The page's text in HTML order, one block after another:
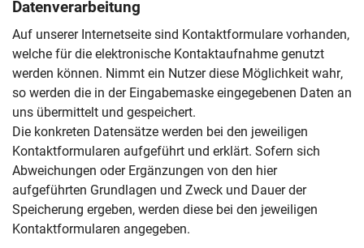
Datenverarbeitung
Auf unserer Internetseite sind Kontaktformulare vorhanden,
welche für die elektronische Kontaktaufnahme genutzt
werden können. Nimmt ein Nutzer diese Möglichkeit wahr,
so werden die in der Eingabemaske eingegebenen Daten an
uns übermittelt und gespeichert.
Die konkreten Datensätze werden bei den jeweiligen
Kontaktformularen aufgeführt und erklärt. Sofern sich
Abweichungen oder Ergänzungen von den hier
aufgeführten Grundlagen und Zweck und Dauer der
Speicherung ergeben, werden diese bei den jeweiligen
Kontaktformularen angegeben.